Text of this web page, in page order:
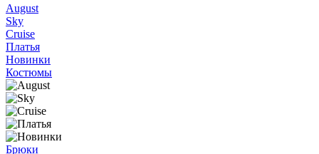
August
Sky
Cruise
Платья
Новинки
Костюмы
Брюки